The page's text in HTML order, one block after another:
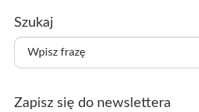
Szukaj
W
z
Zapisz się do newslettera